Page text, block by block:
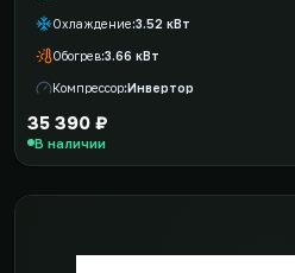
Охлаждение 3.52 кВт
Обогрев 3.66 кВт
Компрессор Инвертор
35 390 ₽
В наличии